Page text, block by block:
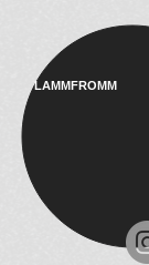
LAMMFROMM​